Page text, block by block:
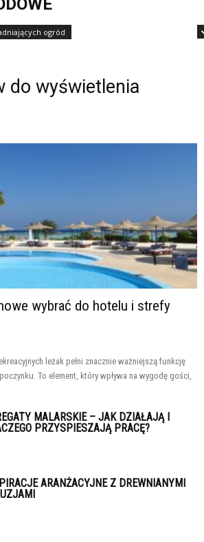
ogród
do wyświetlenia
wybrać do hotelu i strefy
leżak pełni znacznie ważniejszą funkcję
To element, który wpływa na wygodę gości,
MALARSKIE – JAK DZIAŁAJĄ I
PRZYSPIESZAJĄ PRACĘ?
ARANŻACYJNE Z DREWNIANYMI